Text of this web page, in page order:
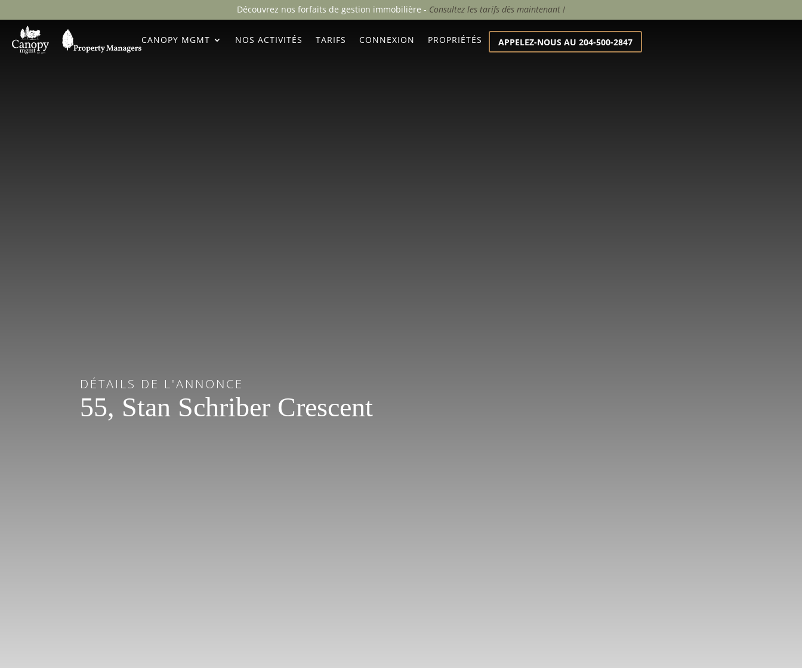
Découvrez nos forfaits de gestion immobilière - Consultez les tarifs dès maintenant !
CANOPY MGMT NOS ACTIVITÉS TARIFS CONNEXION PROPRIÉTÉS APPELEZ-NOUS AU 204-500-2847
DÉTAILS DE L'ANNONCE
55, Stan Schriber Crescent